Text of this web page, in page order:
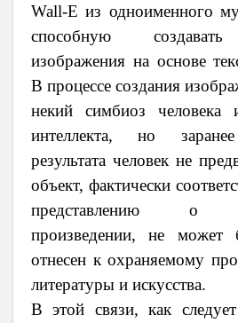
Wall-E из одноименного
способную создавать
изображения на основе
В процессе создания
некий симбиоз человека
интеллекта, но
результата человек не
объект, фактически
представлению о
произведении, не может
отнесен к охраняемому
литературы и искусства.
В этой связи, как